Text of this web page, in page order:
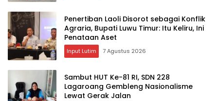
Penertiban Laoli Disorot sebagai Konflik
Agraria, Bupati Luwu Timur: Itu Keliru, Ini
Penataan Aset
Input Lutim 7 Agustus 2026
Sambut HUT Ke-81 RI, SDN 228
Lagaroang Gembleng Nasionalisme
Lewat Gerak Jalan